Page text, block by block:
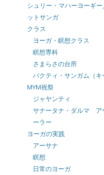
シュリー・マハーヨーギ
ットサンガ
クラス
ヨーガ・瞑想クラス
瞑想専科
さまらさの台所
バクティ・サンガム（キ
MYM祝祭
ジャヤンティ
サナータナ・ダルマ
ーラー
ヨーガの実践
アーサナ
瞑想
日常のヨーガ